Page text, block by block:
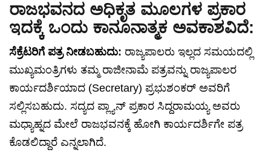
ರಾಜಭವನದ ಅಧಿಕೃತ ಮೂಲಗಳ ಪ್ರಕಾರ
ಇದಕ್ಕೆ ಒಂದು ಕಾನೂನಾತ್ಮಕ ಅವಕಾಶವಿದೆ:
ಸೆಕ್ರೆಟರಿಗೆ ಪತ್ರ ನೀಡಬಹುದು: ರಾಜ್ಯಪಾಲರು ಇಲ್ಲದ ಸಮಯದಲ್ಲಿ
ಮುಖ್ಯಮಂತ್ರಿಗಳು ತಮ್ಮ ರಾಜೀನಾಮೆ ಪತ್ರವನ್ನು ರಾಜ್ಯಪಾಲರ
ಕಾರ್ಯದರ್ಶಿಯಾದ (Secretary) ಪ್ರಭುಶಂಕರ್ ಅವರಿಗೆ
ಸಲ್ಲಿಸಬಹುದು. ಸದ್ಯದ ಪ್ಲ್ಯಾನ್ ಪ್ರಕಾರ ಸಿದ್ದರಾಮಯ್ಯ ಅವರು
ಮಧ್ಯಾಹ್ನದ ಮೇಲೆ ರಾಜಭವನಕ್ಕೆ ಹೋಗಿ ಕಾರ್ಯದರ್ಶಿಗೇ ಪತ್ರ
ಕೊಡಲಿದ್ದಾರೆ ಎನ್ನಲಾಗಿದೆ.